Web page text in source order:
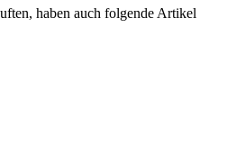
haben auch folgende Artikel